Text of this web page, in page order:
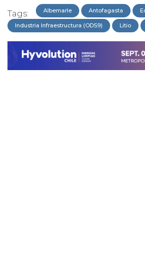
Tags: Albemarle Antofagasta
Industria Infraestructura (ODS9) Litio